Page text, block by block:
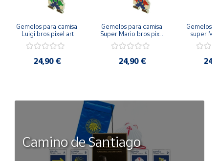
Gemelos para camisa
Luigi bros pixel art
24,90 €
Gemelos para camisa
Super Mario bros pixel
art
24,90 €
Gemelos
super
Luigi
Camino de Santiago